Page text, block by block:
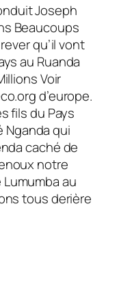
Joseph
Beaucoups
qu’il vont
au Ruanda
Voir
d’europe.
fils du Pays
Nganda qui
caché de
notre
au
tous derière